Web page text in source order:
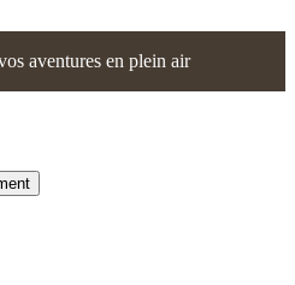
aventures en plein air